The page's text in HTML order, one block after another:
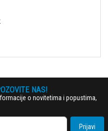
NAS!
o novitetima i popustima,
Prijavi